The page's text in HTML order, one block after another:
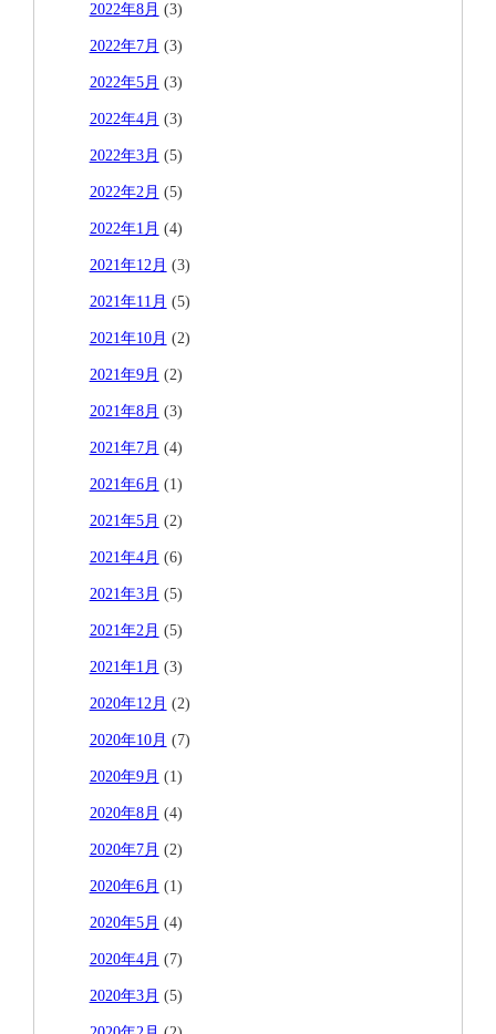
2022年8月 (3)
2022年7月 (3)
2022年5月 (3)
2022年4月 (3)
2022年3月 (5)
2022年2月 (5)
2022年1月 (4)
2021年12月 (3)
2021年11月 (5)
2021年10月 (2)
2021年9月 (2)
2021年8月 (3)
2021年7月 (4)
2021年6月 (1)
2021年5月 (2)
2021年4月 (6)
2021年3月 (5)
2021年2月 (5)
2021年1月 (3)
2020年12月 (2)
2020年10月 (7)
2020年9月 (1)
2020年8月 (4)
2020年7月 (2)
2020年6月 (1)
2020年5月 (4)
2020年4月 (7)
2020年3月 (5)